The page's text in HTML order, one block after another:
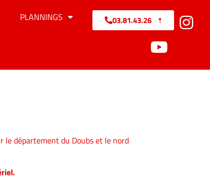
PLANNINGS
03.81.43.26.71
le département du Doubs et le nord